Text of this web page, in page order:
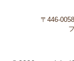
〒446-